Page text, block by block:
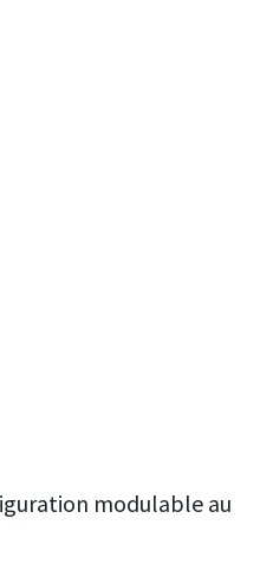
modulable au